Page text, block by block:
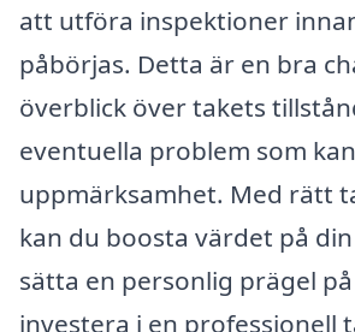
att utföra inspektioner
påbörjas. Detta är en bra
överblick över takets
eventuella problem som
uppmärksamhet. Med rätt
kan du boosta värdet på
sätta en personlig prägel
investera i en professionell